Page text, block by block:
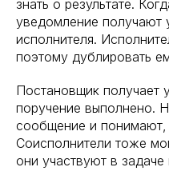
знать о результате.
уведомление получают
исполнителя.
поэтому дублировать
Постановщик получает
поручение выполнено.
сообщение и понимают,
Соисполнители тоже
они участвуют в